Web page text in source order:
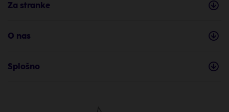
Za stranke
O nas
Splošno